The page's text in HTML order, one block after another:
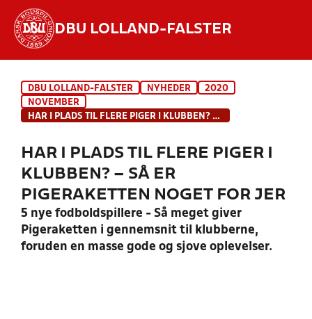
DBU LOLLAND-FALSTER
DBU LOLLAND-FALSTER NYHEDER
2020
NOVEMBER
HAR I PLADS TIL FLERE PIGER I KLUBBEN? – SÅ ER PIGERAKETTEN NOGET FOR JER
HAR I PLADS TIL FLERE PIGER I
KLUBBEN? – SÅ ER
PIGERAKETTEN NOGET FOR JER
5 nye fodboldspillere - Så meget giver
Pigeraketten i gennemsnit til klubberne,
foruden en masse gode og sjove oplevelser.